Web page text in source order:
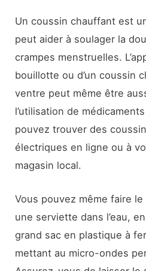
Un coussin chauffant est
peut aider à soulager la
crampes menstruelles.
bouillotte ou d’un coussin
ventre peut même être
l’utilisation de
pouvez trouver des
électriques en ligne ou à
magasin local.
Vous pouvez même faire
une serviette dans l’eau,
grand sac en plastique à
mettant au micro-ondes